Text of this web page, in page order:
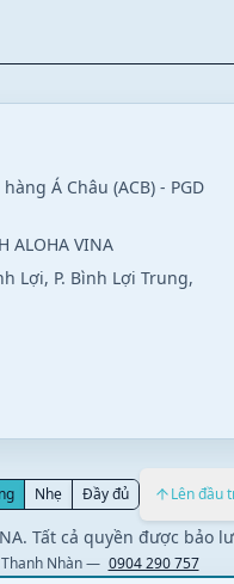
Á Châu (ACB) - PGD
ALOHA VINA
Lợi, P. Bình Lợi Trung,
Nhẹ Đầy đủ Lên đầu
Tất cả quyền được bảo
Nhàn— 0904 290 757